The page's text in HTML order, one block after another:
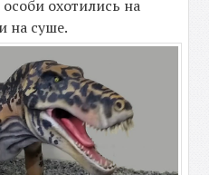
охотились на
на суше.